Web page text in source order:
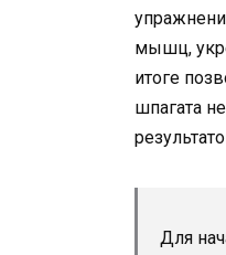
мышц,
итоге
шпагата
Для